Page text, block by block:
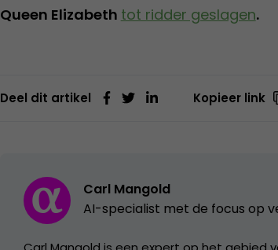
Queen Elizabeth tot ridder geslagen.
Deel dit artikel Kopieer link
Carl Mangold
AI-specialist met de focus op